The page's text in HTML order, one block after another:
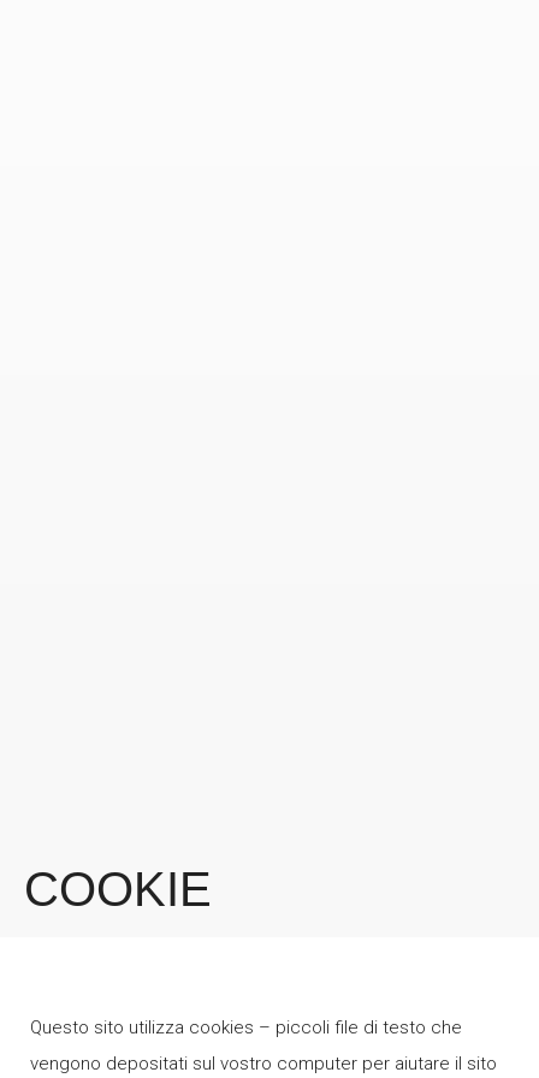
COOKIE
Questo sito utilizza cookies – piccoli file di testo che
vengono depositati sul vostro computer per aiutare il sito